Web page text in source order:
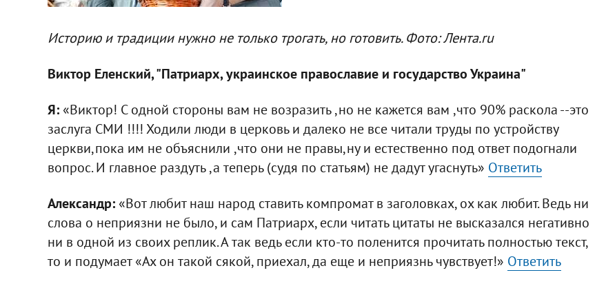
Историю и традиции нужно не только трогать, но готовить. Фото: Лента.ru
Виктор Еленский, "Патриарх, украинское православие и государство Украина"
Я:«Виктор! С одной стороны вам не возразить ,но не кажется вам ,что 90% раскола --это
заслуга СМИ !!!! Ходили люди в церковь и далеко не все читали труды по устройству
церкви,пока им не объяснили ,что они не правы,ну и естественно под ответ подогнали
вопрос. И главное раздуть ,а теперь (судя по статьям) не дадут угаснуть» Ответить
Александр:«Вот любит наш народ ставить компромат в заголовках, ох как любит. Ведь ни
слова о неприязни не было, и сам Патриарх, если читать цитаты не высказался негативно
ни в одной из своих реплик. А так ведь если кто-то поленится прочитать полностью текст,
то и подумает «Ах он такой сякой, приехал, да еще и неприязнь чувствует!» Ответить